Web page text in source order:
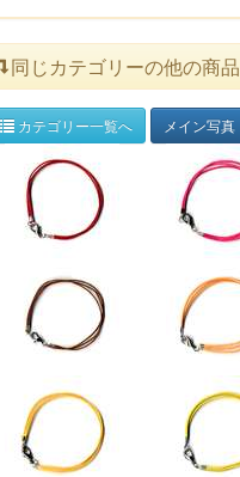
同じカテゴリーの他の商品
カテゴリー一覧へ メイン写真